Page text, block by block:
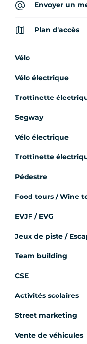
Envoyer un
Plan d'accès
Vélo
Vélo électrique
Trottinette
Segway
Vélo électrique
Trottinette
Pédestre
Food tours / Wine
EVJF / EVG
Jeux de piste /
Team building
CSE
Activités scolaires
Street marketing
Vente de véhicules